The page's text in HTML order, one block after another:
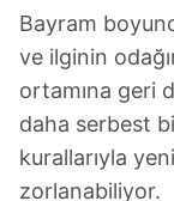
Bayram
ve ilginin
ortamına geri
daha serbest
kurallarıyla
zorlanabiliyor.